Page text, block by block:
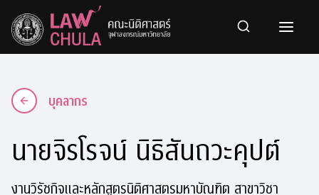
content
บุคลากร
นายจิรโรจน์ นิธิสันถวะคุปต์
งานวิรัชกิจและหลักสูตรนิติศาสตรมหาบัณฑิต สาขาวิชา